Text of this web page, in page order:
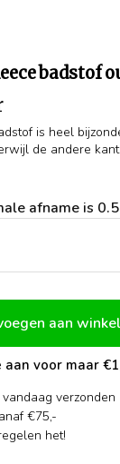
badstof
is heel
de andere
afname is
aan
voor maar
vandaag verzonden
€75,-
het!